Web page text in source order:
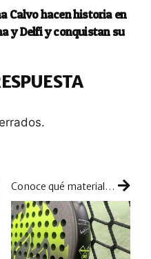
Calvo hacen historia en
y Delfi y conquistan su
Conoce qué materiales y tecnologías trae la Dominator D-Carbon de J’hayber: un modelo muy compensado y manejable